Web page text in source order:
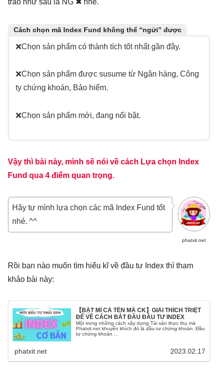
trào như sau là NG ✖ nhé.
Cách chọn mã Index Fund không thể “ngửi” được
❌Chọn sản phẩm có thành tích tốt nhất gần đây.
❌Chọn sản phẩm được susume từ Ngân hàng, Công
ty chứng khoán, Bảo hiểm.
❌Chọn sản phẩm mới, đang nổi bật.
Vậy thì bài này, mình sẽ nói về cách Lựa chọn Index
Fund qua 4 điểm quan trọng.
phatxit.net
Hãy tự mình lựa chọn các mã Index Fund tốt
nhé. ^^
Rồi bạn nào muốn tìm hiểu kĩ về đầu tư Index thì tham
khảo bài này:
【BẬT MÍ CẢ TÊN MÃ CK】GIẢI THÍCH TRIỆT
ĐỂ VỀ CÁCH BẮT ĐẦU ĐẦU TƯ INDEX
Một trong những cách xây dựng Tài sản thực thụ mà
Phatxit.net khuyến khích đó là đầu tư chứng khoán. Đầu
tư chứng khoán ...
phatxit.net 2023.02.17